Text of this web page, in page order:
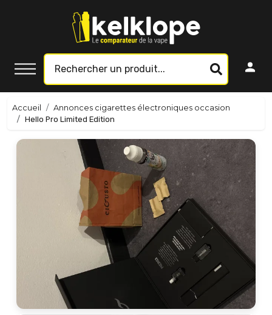
Accueil
Annonces cigarettes électroniques occasion
Hello Pro Limited Edition